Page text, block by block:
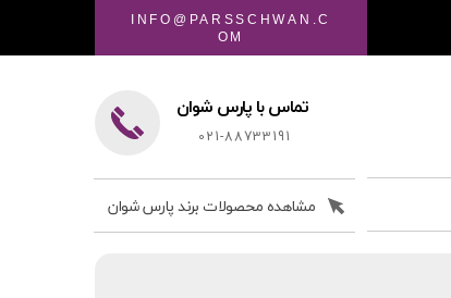
تماس با پارس شوان
021-88733191
INFO@PARSSCHWAN.C
OM
مشاهده محصولات برند پارس شوان